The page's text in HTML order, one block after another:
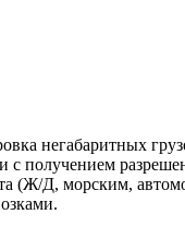
негабаритных
с получением
(Ж/Д, морским,